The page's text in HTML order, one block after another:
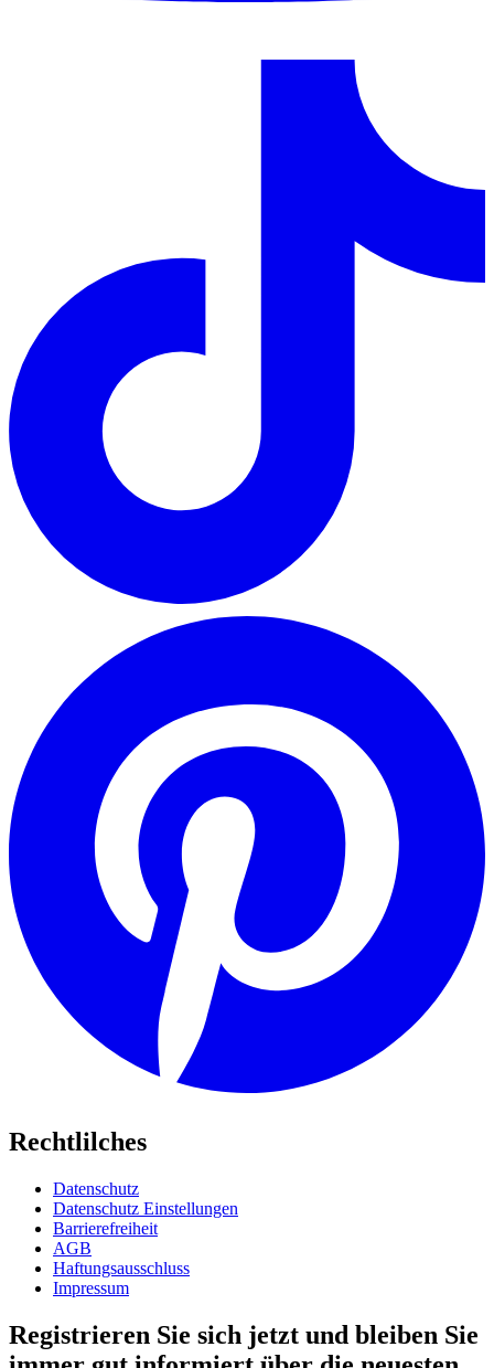
Rechtlilches
Datenschutz
Datenschutz Einstellungen
Barrierefreiheit
AGB
Haftungsausschluss
Impressum
Registrieren Sie sich jetzt und bleiben Sie